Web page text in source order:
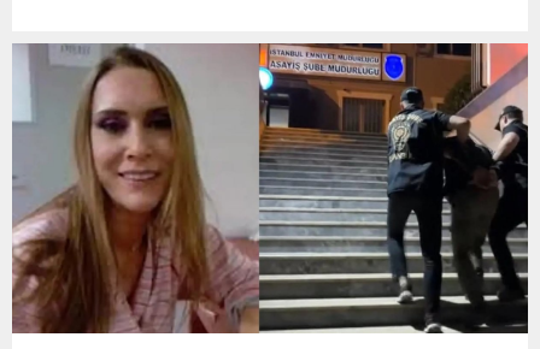
bulunan Dorukhan Büyükışık’a ilişkin yeniden açılan
soruşturmada tutuklamalar genişliyor. Son olarak dönemin...